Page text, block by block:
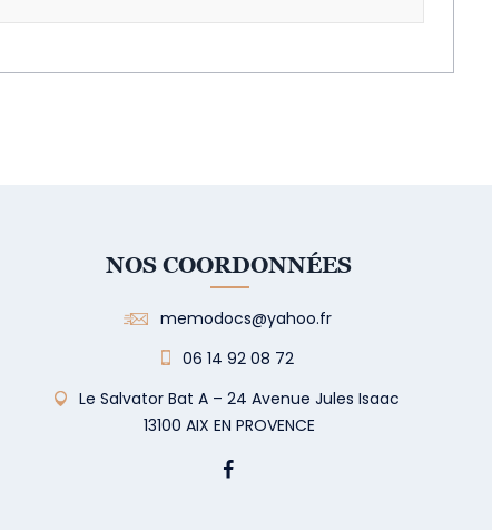
NOS COORDONNÉES
memodocs@yahoo.fr
06 14 92 08 72
Le Salvator Bat A – 24 Avenue Jules Isaac
13100 AIX EN PROVENCE